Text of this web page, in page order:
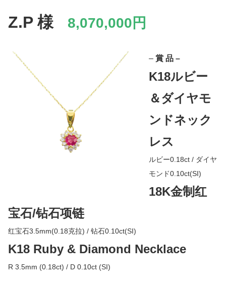
Z.P様 8,070,000円
– 賞 品 –
K18ルビー
＆ダイヤモ
ンドネック
レス
ルビー0.18ct / ダイヤ
モンド0.10ct(SI)
18K金制红
宝石/钻石项链
红宝石3.5mm(0.18克拉) / 钻石0.10ct(SI)
K18 Ruby & Diamond Necklace
R 3.5mm (0.18ct) / D 0.10ct (SI)